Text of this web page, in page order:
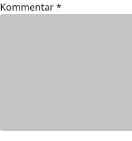
Kommentar*